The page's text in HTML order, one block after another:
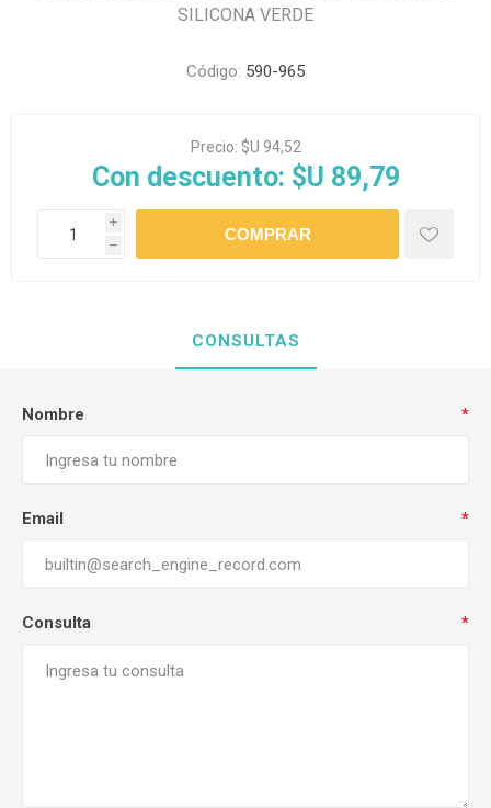
SILICONA VERDE
Código: 590-965
Precio: $U 94,52
Con descuento: $U 89,79
i
h
CONSULTAS
Nombre *
Email *
Consulta *